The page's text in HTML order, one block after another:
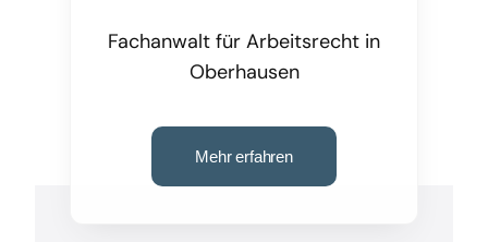
Fachanwalt für Arbeitsrecht in
Oberhausen
Mehr erfahren